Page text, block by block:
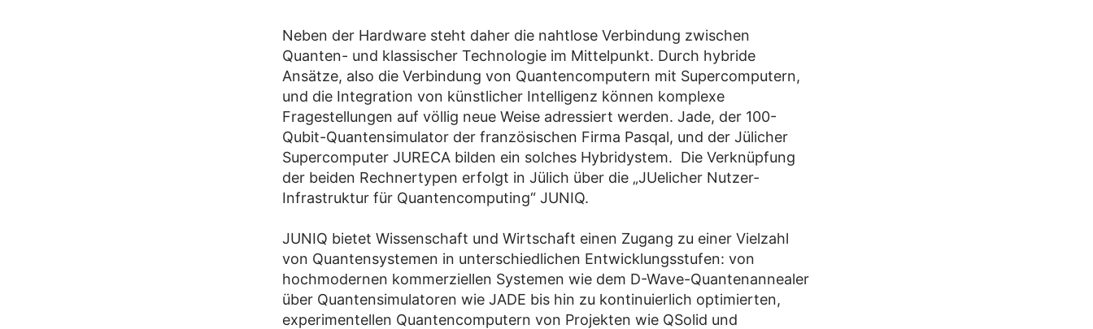
Neben der Hardware steht daher die nahtlose Verbindung zwischen
Quanten- und klassischer Technologie im Mittelpunkt. Durch hybride
Ansätze, also die Verbindung von Quantencomputern mit Supercomputern,
und die Integration von künstlicher Intelligenz können komplexe
Fragestellungen auf völlig neue Weise adressiert werden. Jade, der 100-
Qubit-Quantensimulator der französischen Firma Pasqal, und der Jülicher
Supercomputer JURECA bilden ein solches Hybridystem. Die Verknüpfung
der beiden Rechnertypen erfolgt in Jülich über die „JUelicher Nutzer-
Infrastruktur für Quantencomputing“ JUNIQ.
JUNIQ bietet Wissenschaft und Wirtschaft einen Zugang zu einer Vielzahl
von Quantensystemen in unterschiedlichen Entwicklungsstufen: von
hochmodernen kommerziellen Systemen wie dem D-Wave-Quantenannealer
über Quantensimulatoren wie JADE bis hin zu kontinuierlich optimierten,
experimentellen Quantencomputern von Projekten wie QSolid und